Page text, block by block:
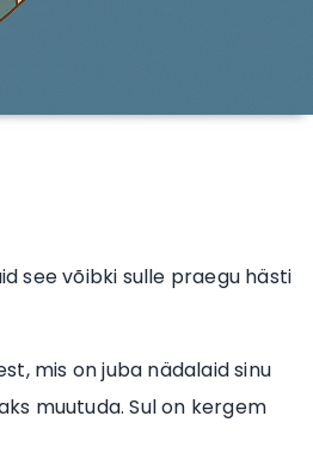
see võibki sulle praegu hästi
mis on juba nädalaid sinu
muutuda. Sul on kergem